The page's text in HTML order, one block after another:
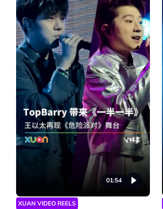
01:54
XUAN VIDEO REELS